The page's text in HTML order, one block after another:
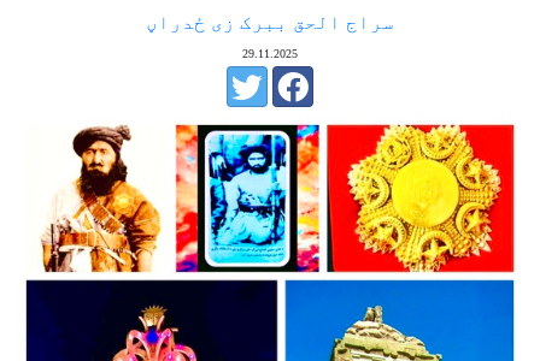
سراج الحق ببرک زی ځدراڼ
29.11.2025